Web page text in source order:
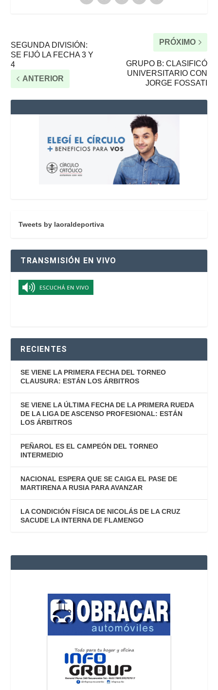
SEGUNDA DIVISIÓN:
SE FIJÓ LA FECHA 3 Y
4
ANTERIOR
PRÓXIMO
GRUPO B: CLASIFICÓ
UNIVERSITARIO CON
JORGE FOSSATI
Tweets by laoraldeportiva
TRANSMISIÓN EN VIVO
RECIENTES
SE VIENE LA PRIMERA FECHA DEL TORNEO
CLAUSURA: ESTÁN LOS ÁRBITROS
SE VIENE LA ÚLTIMA FECHA DE LA PRIMERA RUEDA
DE LA LIGA DE ASCENSO PROFESIONAL: ESTÁN
LOS ÁRBITROS
PEÑAROL ES EL CAMPEÓN DEL TORNEO
INTERMEDIO
NACIONAL ESPERA QUE SE CAIGA EL PASE DE
MARTIRENA A RUSIA PARA AVANZAR
LA CONDICIÓN FÍSICA DE NICOLÁS DE LA CRUZ
SACUDE LA INTERNA DE FLAMENGO